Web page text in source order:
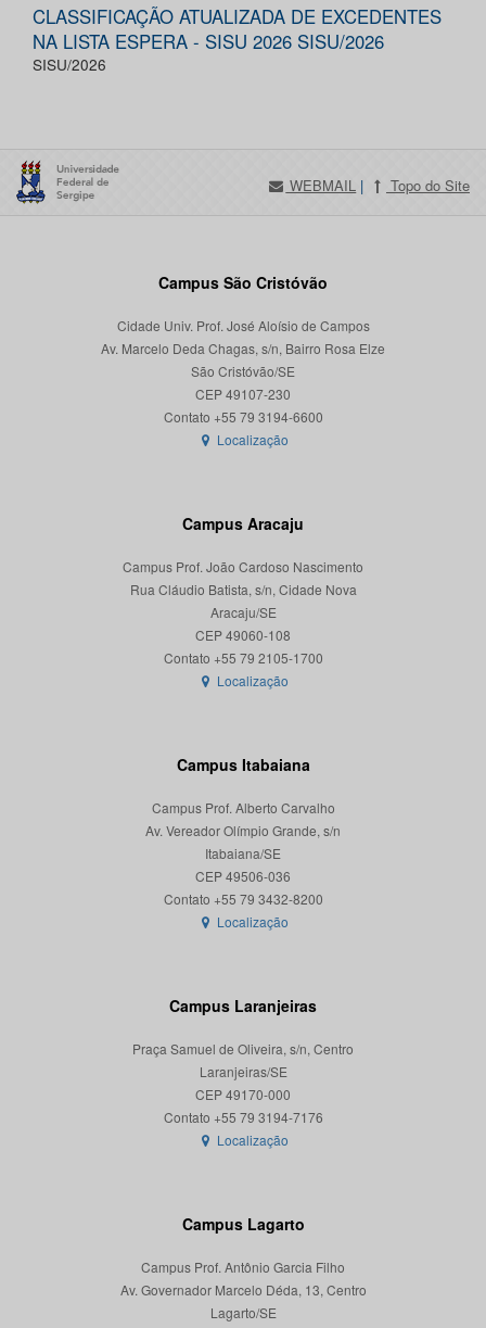
CLASSIFICAÇÃO ATUALIZADA DE EXCEDENTES
NA LISTA ESPERA - SISU 2026 SISU/2026
SISU/2026
WEBMAIL | Topo do Site
Campus São Cristóvão
Cidade Univ. Prof. José Aloísio de Campos
Av. Marcelo Deda Chagas, s/n, Bairro Rosa Elze
São Cristóvão/SE
CEP 49107-230
Localização
Campus Aracaju
Campus Prof. João Cardoso Nascimento
Rua Cláudio Batista, s/n, Cidade Nova
Aracaju/SE
CEP 49060-108
Localização
Campus Itabaiana
Campus Prof. Alberto Carvalho
Av. Vereador Olímpio Grande, s/n
Itabaiana/SE
CEP 49506-036
Localização
Campus Laranjeiras
Praça Samuel de Oliveira, s/n, Centro
Laranjeiras/SE
CEP 49170-000
Localização
Campus Lagarto
Campus Prof. Antônio Garcia Filho
Av. Governador Marcelo Déda, 13, Centro
Lagarto/SE